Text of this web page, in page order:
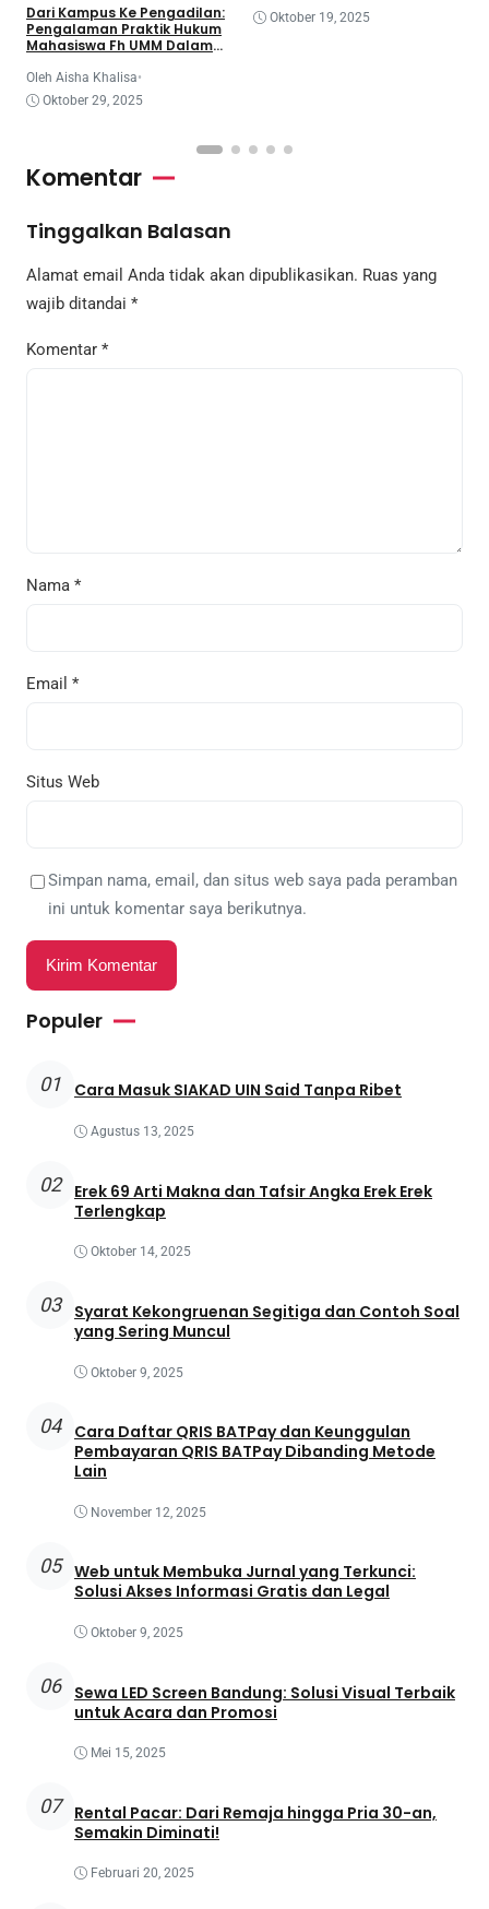
Dari Kampus Ke Pengadilan:
Pengalaman Praktik Hukum
Mahasiswa Fh UMM Dalam
Oleh Aisha Khalisa•
Oktober 29, 2025
Oktober 19, 2025
Komentar
Tinggalkan Balasan
Alamat email Anda tidak akan dipublikasikan. Ruas yang
wajib ditandai *
Komentar *
Nama *
Email *
Situs Web
Simpan nama, email, dan situs web saya pada peramban
ini untuk komentar saya berikutnya.
Populer
01 Cara Masuk SIAKAD UIN Said Tanpa Ribet
Agustus 13, 2025
02
Erek 69 Arti Makna dan Tafsir Angka Erek Erek
Terlengkap
Oktober 14, 2025
03
Syarat Kekongruenan Segitiga dan Contoh Soal
yang Sering Muncul
Oktober 9, 2025
04
Cara Daftar QRIS BATPay dan Keunggulan
Pembayaran QRIS BATPay Dibanding Metode
Lain
November 12, 2025
05 Web untuk Membuka Jurnal yang Terkunci:
Solusi Akses Informasi Gratis dan Legal
Oktober 9, 2025
06
Sewa LED Screen Bandung: Solusi Visual Terbaik
untuk Acara dan Promosi
Mei 15, 2025
07
Rental Pacar: Dari Remaja hingga Pria 30-an,
Semakin Diminati!
Februari 20, 2025